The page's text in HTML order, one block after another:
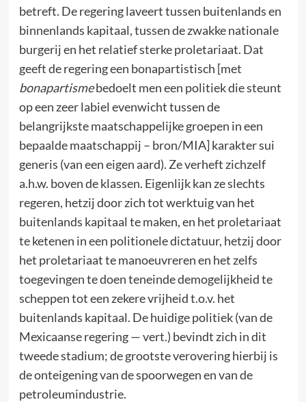
betreft. De regering laveert tussen buitenlands en
binnenlands kapitaal, tussen de zwakke nationale
burgerij en het relatief sterke proletariaat. Dat
geeft de regering een bonapartistisch [met
bonapartismebedoelt men een politiek die steunt
op een zeer labiel evenwicht tussen de
belangrijkste maatschappelijke groepen in een
bepaalde maatschappij – bron/MIA]karakter sui
generis (van een eigen aard). Ze verheft zichzelf
a.h.w. boven de klassen. Eigenlijk kan ze slechts
regeren, hetzij door zich tot werktuig van het
buitenlands kapitaal te maken, en het proletariaat
te ketenen in een politionele dictatuur, hetzij door
het proletariaat te manoeuvreren en het zelfs
toegevingen te doen teneinde demogelijkheid te
scheppen tot een zekere vrijheid t.o.v. het
buitenlands kapitaal. De huidige politiek (van de
Mexicaanse regering — vert.) bevindt zich in dit
tweede stadium; de grootste verovering hierbij is
de onteigening van de spoorwegen en van de
petroleumindustrie.